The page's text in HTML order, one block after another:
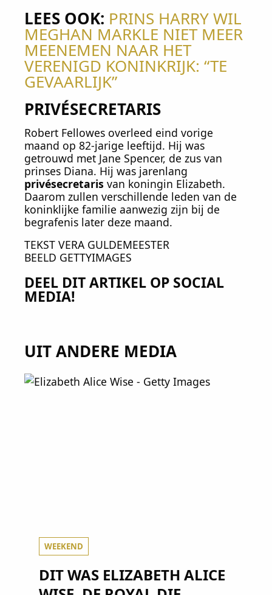
LEES OOK: PRINS HARRY WIL
MEGHAN MARKLE NIET MEER
MEENEMEN NAAR HET
VERENIGD KONINKRIJK: “TE
GEVAARLIJK”
PRIVÉSECRETARIS
Robert Fellowes overleed eind vorige
maand op 82-jarige leeftijd. Hij was
getrouwd met Jane Spencer, de zus van
prinses Diana. Hij was jarenlang
privésecretaris van koningin Elizabeth.
Daarom zullen verschillende leden van de
koninklijke familie aanwezig zijn bij de
begrafenis later deze maand.
TEKST VERA GULDEMEESTER
BEELD GETTYIMAGES
DEEL DIT ARTIKEL OP SOCIAL
MEDIA!
UIT ANDERE MEDIA
WEEKEND
DIT WAS ELIZABETH ALICE